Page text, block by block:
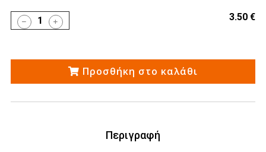
1 3.50 €
Προσθήκη στο καλάθι
Περιγραφή